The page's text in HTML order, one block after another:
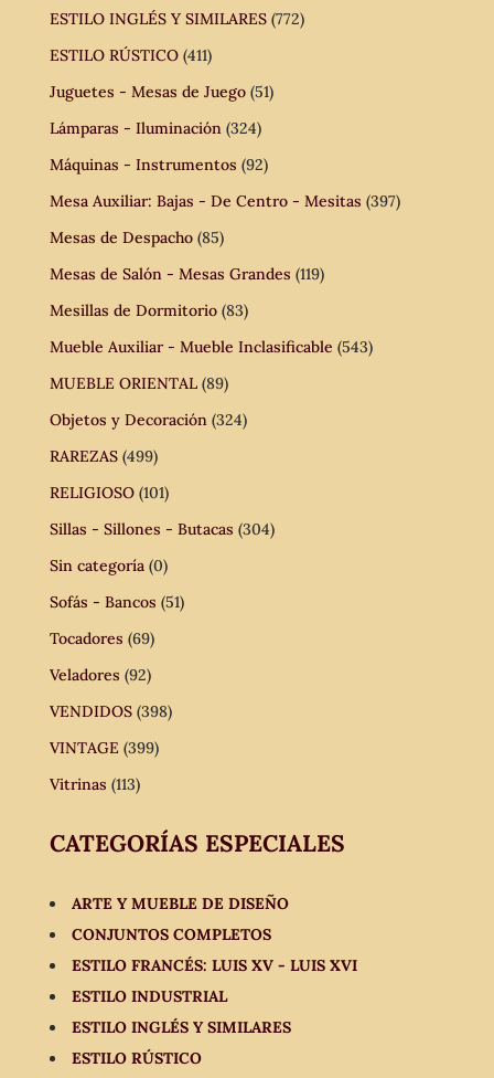
ESTILO INGLÉS Y SIMILARES (772)
ESTILO RÚSTICO (411)
Juguetes - Mesas de Juego (51)
Lámparas - Iluminación (324)
Máquinas - Instrumentos (92)
Mesa Auxiliar: Bajas - De Centro - Mesitas (397)
Mesas de Despacho (85)
Mesas de Salón - Mesas Grandes (119)
Mesillas de Dormitorio (83)
Mueble Auxiliar - Mueble Inclasificable (543)
MUEBLE ORIENTAL (89)
Objetos y Decoración (324)
RAREZAS (499)
RELIGIOSO (101)
Sillas - Sillones - Butacas (304)
Sin categoría (0)
Sofás - Bancos (51)
Tocadores (69)
Veladores (92)
VENDIDOS (398)
VINTAGE (399)
Vitrinas (113)
CATEGORÍAS ESPECIALES
ARTE Y MUEBLE DE DISEÑO
CONJUNTOS COMPLETOS
ESTILO FRANCÉS: LUIS XV - LUIS XVI
ESTILO INDUSTRIAL
ESTILO INGLÉS Y SIMILARES
ESTILO RÚSTICO